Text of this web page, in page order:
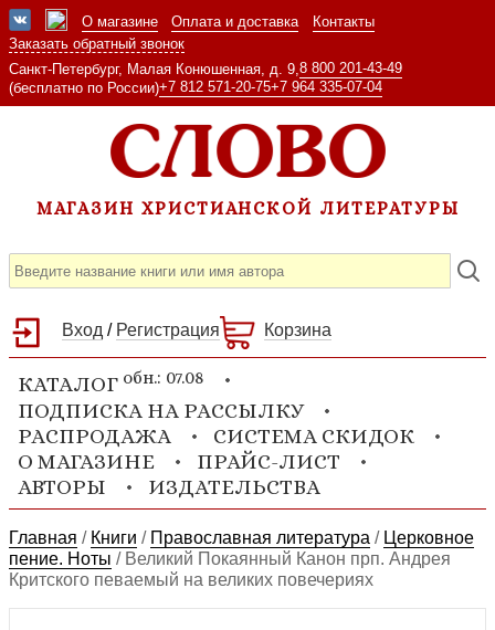
О магазине Оплата и доставка
Контакты
Заказать обратный звонок
Санкт-Петербург, Малая Конюшенная, д. 9, 8 800 201-43-49
(бесплатно по России)+7 812 571-20-75+7 964 335-07-04
МАГАЗИН ХРИСТИАНСКОЙ ЛИТЕРАТУРЫ
Вход / Регистрация Корзина
КАТАЛОГ обн.: 07.08
ПОДПИСКА НА РАССЫЛКУ
РАСПРОДАЖА
СИСТЕМА СКИДОК
О МАГАЗИНЕ
ПРАЙС-ЛИСТ
АВТОРЫ
ИЗДАТЕЛЬСТВА
Главная / Книги / Православная литература / Церковное
пение. Ноты / Великий Покаянный Канон прп. Андрея
Критского певаемый на великих повечериях